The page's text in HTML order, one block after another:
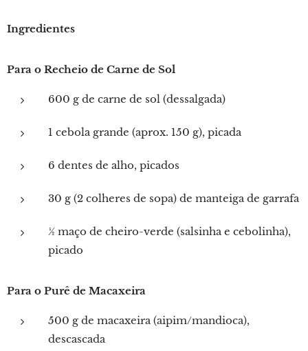
Ingredientes
Para o Recheio de Carne de Sol
600 g de carne de sol (dessalgada)
1 cebola grande (aprox. 150 g), picada
6 dentes de alho, picados
30 g (2 colheres de sopa) de manteiga de garrafa
½ maço de cheiro-verde (salsinha e cebolinha),
picado
Para o Purê de Macaxeira
500 g de macaxeira (aipim/mandioca),
descascada